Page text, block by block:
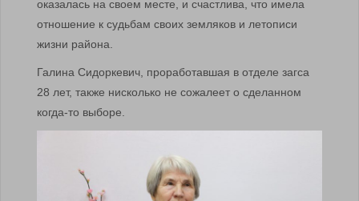
оказалась на своем месте, и счастлива, что имела
отношение к судьбам своих земляков и летописи
жизни района.
Галина Сидоркевич, проработавшая в отделе загса
28 лет, также нисколько не сожалеет о сделанном
когда-то выборе.